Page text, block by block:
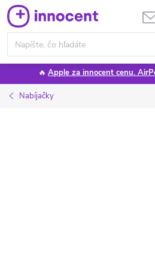
Prejsť
na
obsah
🔥 Apple za innocent cenu.
Nabíjačky